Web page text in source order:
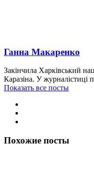
Ганна Макаренко
Закінчила Харківський
Каразіна. У журналістиці
Показать все посты
Похожие посты